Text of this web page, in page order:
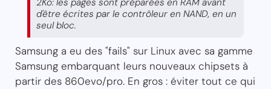
2Ko: les pages sont préparées en RAM avant
d'être écrites par le contrôleur en NAND, en un
seul bloc.
Samsung a eu des "fails" sur Linux avec sa gamme
Samsung embarquant leurs nouveaux chipsets à
partir des 860evo/pro. En gros : éviter tout ce qui